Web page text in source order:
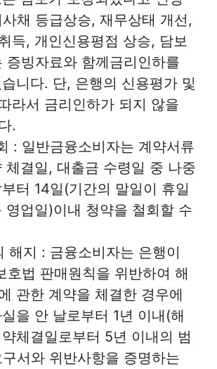
채 등급상승, 재무상태 개선,
득, 개인신용평점 상승, 담보
증빙자료와 함께금리인하를
니다. 단, 은행의 신용평가 및
라서 금리인하가 되지 않을
.
: 일반금융소비자는 계약서류
체결일, 대출금 수령일 중 나중
터 14일(기간의 말일이 휴일
영업일)이내 청약을 철회할 수
해지 : 금융소비자는 은행이
호법 판매원칙을 위반하여 해
관한 계약을 체결한 경우에
을 안 날로부터 1년 이내(해
체결일로부터 5년 이내의 범
서와 위반사항을 증명하는